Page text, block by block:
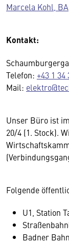
Marcela Kohl, BA
Kontakt:
Telefon: +43 1 34
Mail:
Unser Büro ist
20/4 (1. Stock).
Folgende
U1, Station
Badner